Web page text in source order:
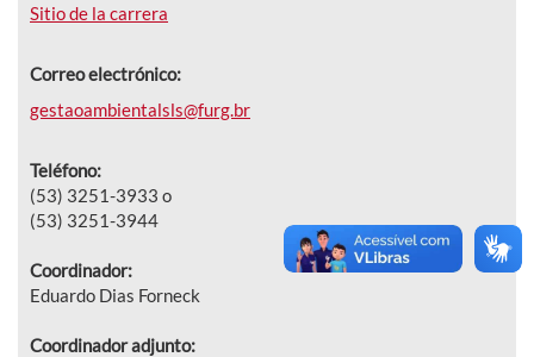
Sitio de la carrera
Correo electrónico:
gestaoambientalsls@furg.br
Teléfono:
(53) 3251-3933 o
(53) 3251-3944
Coordinador:
Eduardo Dias Forneck
Coordinador adjunto: